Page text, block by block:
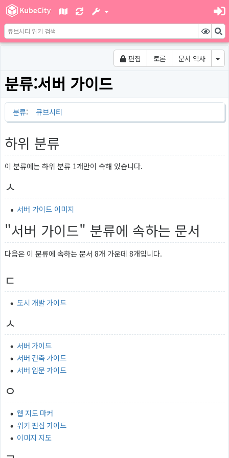
편집 토론 문서 역사
분류:서버 가이드
분류: 큐브시티
하위 분류
이 분류에는 하위 분류 1개만이 속해 있습니다.
ㅅ
서버 가이드 이미지
"서버 가이드" 분류에 속하는 문서
다음은 이 분류에 속하는 문서 8개 가운데 8개입니다.
ㄷ
도시 개발 가이드
ㅅ
서버 가이드
서버 건축 가이드
서버 입문 가이드
ㅇ
웹 지도 마커
위키 편집 가이드
이미지 지도